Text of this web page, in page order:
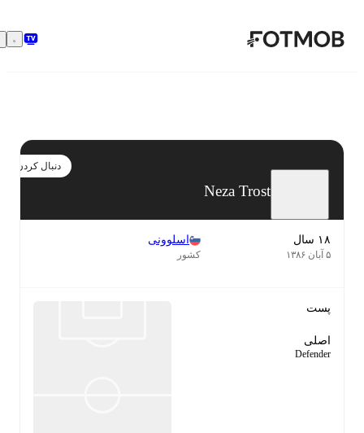
رفتن به محتوای اصلی
Neza Trost
دنبال کردن
اسلوونی
کشور
پست
اصلی
Defender